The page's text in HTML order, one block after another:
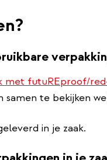
met futuREproof/
samen te bekijken
in je zaak.